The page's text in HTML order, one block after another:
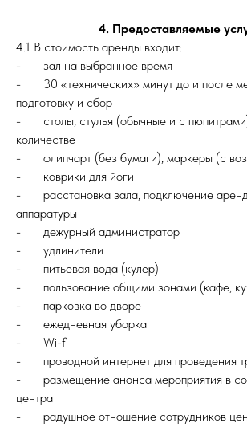
4. Предоставляемые
4.1 В стоимость аренды входит:
- зал на выбранное время
- 30 «технических» минут до и после
подготовку и сбор
- столы, стулья (обычные и с
количестве
- флипчарт (без бумаги), маркеры (с
- коврики для йоги
- расстановка зала, подключение
аппаратуры
- дежурный администратор
- удлинители
- питьевая вода (кулер)
- пользование общими зонами (кафе,
- парковка во дворе
- ежедневная уборка
- Wi-fi
- проводной интернет для проведения
- размещение анонса мероприятия в
центра
- радушное отношение сотрудников